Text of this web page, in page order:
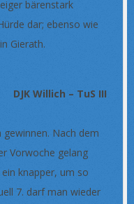
bärenstark
dar; ebenso wie
Gierath.
Willich – TuS III
Nach dem
Vorwoche gelang
knapper, um so
7. darf man wieder